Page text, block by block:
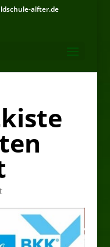
alfter.de